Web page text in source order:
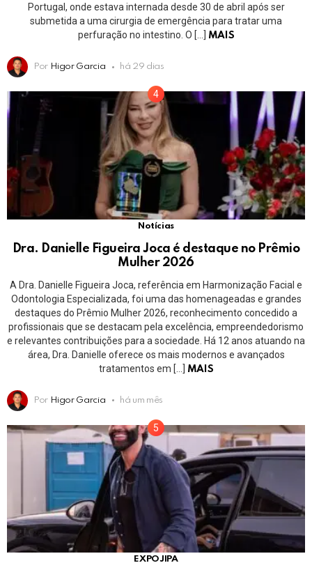
Portugal, onde estava internada desde 30 de abril após ser
submetida a uma cirurgia de emergência para tratar uma
perfuração no intestino. O […]
MAIS
Por Higor Garcia há 29 dias
Notícias
Dra. Danielle Figueira Joca é destaque no Prêmio
Mulher 2026
A Dra. Danielle Figueira Joca, referência em Harmonização Facial e
Odontologia Especializada, foi uma das homenageadas e grandes
destaques do Prêmio Mulher 2026, reconhecimento concedido a
profissionais que se destacam pela excelência, empreendedorismo
e relevantes contribuições para a sociedade. Há 12 anos atuando na
área, Dra. Danielle oferece os mais modernos e avançados
tratamentos em […]
MAIS
Por Higor Garcia há um mês
EXPOJIPA